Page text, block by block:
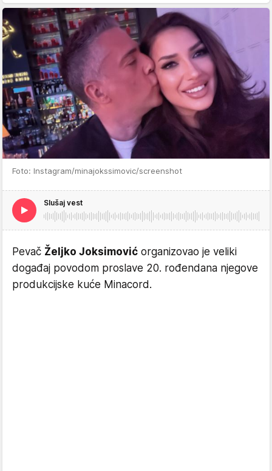
Foto: Instagram/minajokssimovic/screenshot
Slušaj vest
Pevač Željko Joksimović organizovao je veliki
događaj povodom proslave 20. rođendana njegove
produkcijske kuće Minacord.